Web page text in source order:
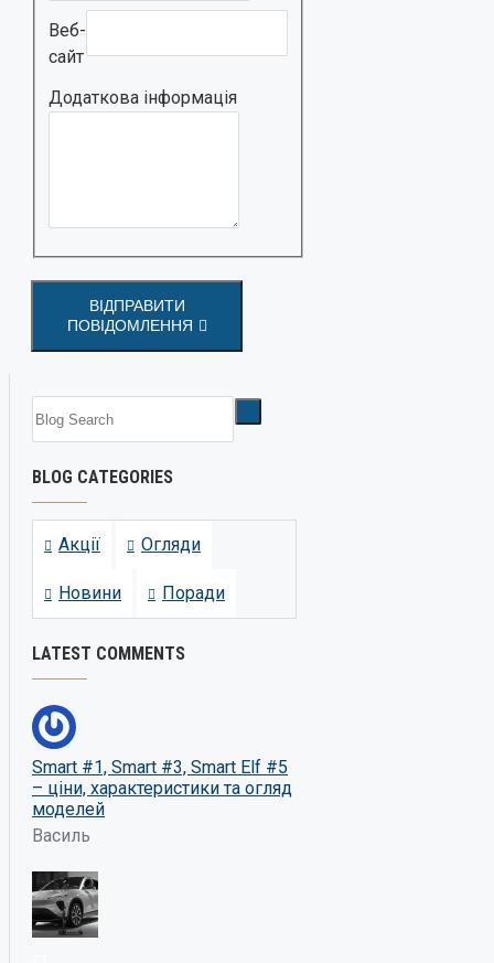
Веб-
сайт
Додаткова інформація
ВІДПРАВИТИ
ПОВІДОМЛЕННЯ
BLOG CATEGORIES
Акції Огляди
Новини Поради
LATEST COMMENTS
Smart #1, Smart #3, Smart Elf #5
– ціни, характеристики та огляд
моделей
Василь